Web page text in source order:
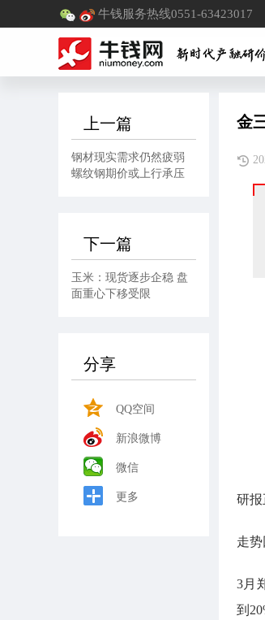
牛钱服务热线0551-63423017
上一篇
钢材现实需求仍然疲弱
螺纹钢期价或上行承压
下一篇
玉米：现货逐步企稳 盘
面重心下移受限
分享
QQ空间
新浪微博
微信
更多
金
研报
走势
3月
到